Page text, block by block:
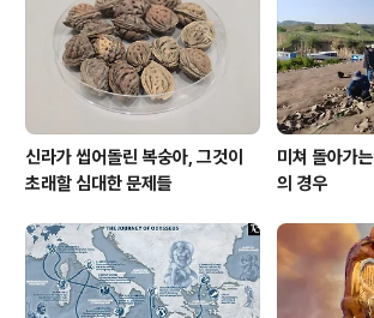
신라가 씹어돌린 복숭아, 그것이
초래할 심대한 문제들
미쳐 돌아가
의 경우